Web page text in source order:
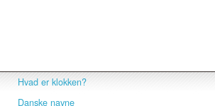
Hvad er klokken?
Danske navne